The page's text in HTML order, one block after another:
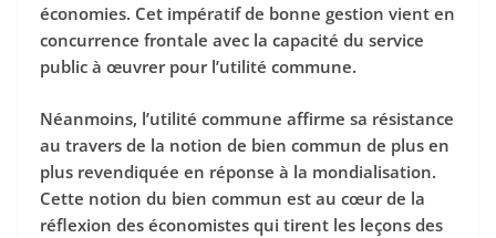
économies. Cet impératif de bonne gestion vient en
concurrence frontale avec la capacité du service
public à œuvrer pour l’utilité commune.
Néanmoins, l’utilité commune affirme sa résistance
au travers de la notion de bien commun de plus en
plus revendiquée en réponse à la mondialisation.
Cette notion du bien commun est au cœur de la
réflexion des économistes qui tirent les leçons des